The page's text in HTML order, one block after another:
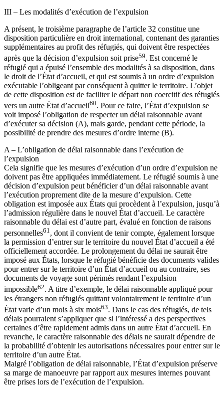
III – Les modalités d’exécution de l’expulsion
A présent, le troisième paragraphe de l’article 32 constitue une
disposition particulière en droit international, contenant des garanties
supplémentaires au profit des réfugiés, qui doivent être respectées
après que la décision d’expulsion soit prise59. Est concerné le
réfugié qui a épuisé l’ensemble des modalités à sa disposition, dans
le droit de l’État d’accueil, et qui est soumis à un ordre d’expulsion
exécutable l’obligeant par conséquent à quitter le territoire. L’objet
de cette disposition est de faciliter le départ non coercitif des réfugiés
vers un autre État d’accueil60. Pour ce faire, l’État d’expulsion se
voit imposé l’obligation de respecter un délai raisonnable avant
d’exécuter sa décision (A), mais garde, pendant cette période, la
possibilité de prendre des mesures d’ordre interne (B).
A – L’obligation de délai raisonnable dans l’exécution de
l’expulsion
Cela signifie que les mesures d’exécution d’un ordre d’expulsion ne
doivent pas être appliquées immédiatement. Le réfugié soumis à une
décision d’expulsion peut bénéficier d’un délai raisonnable avant
l’exécution proprement dite de la mesure d’expulsion. Cette
obligation est imposée aux États qui procèdent à l’expulsion, jusqu’à
l’admission régulière dans le nouvel État d’accueil. Le caractère
raisonnable du délai est d’autre part, évalué en fonction de raisons
personnelles61, dont il convient de tenir compte, également lorsque
la permission d’entrer sur le territoire du nouvel État d’accueil a été
officiellement accordée. Le prolongement du délai ne saurait être
imposé aux États, lorsque le réfugié bénéficie des documents valides
pour entrer sur le territoire d’un État d’accueil ou au contraire, ses
documents de voyage sont périmés rendant l’expulsion
impossible62. A titre d’exemple, le délai raisonnable appliqué pour
les étrangers non réfugiés quittant volontairement le territoire d’un
État varie d’un mois à six mois63. Dans le cas des réfugiés, de tels
délais pourraient s’appliquer que si l’intéressé a des perspectives
certaines d’être rapidement admis dans un autre État d’accueil. En
revanche, le caractère raisonnable des délais ne saurait dépendre de
la probabilité d’obtenir les autorisations nécessaires pour entrer sur le
territoire d’un autre État.
Malgré l’obligation de délai raisonnable, l’État d’expulsion préserve
sa marge de manoeuvre par rapport aux mesures internes pouvant
être prises lors de l’exécution de l’expulsion.